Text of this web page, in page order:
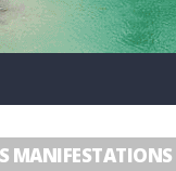
MANIFESTATIONS